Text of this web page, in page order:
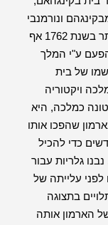
ונורמנבי
, המלך ג'ורג' השלישי שרכש אותו מאוחר יותר בשנת 1762 אף
שיפוץ הפעם ע"י המלך
שמו של בית
ויקטוריה
במהלך שלטונה כמלכה, היא
שהפכו אותו
כדי להכיל
גלריות עבור
עלייתה של
בתצוגה
של הארמון אותה